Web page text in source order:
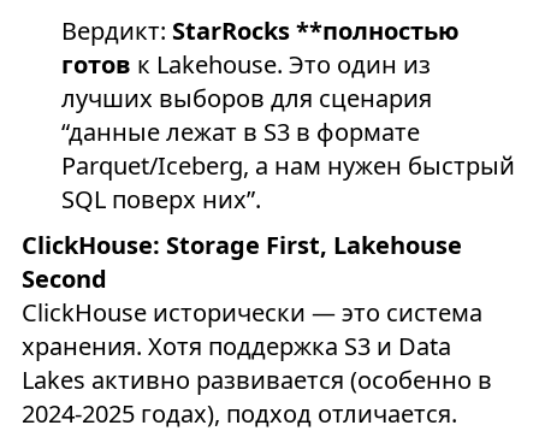
Вердикт: StarRocks **полностью
готов к Lakehouse. Это один из
лучших выборов для сценария
“данные лежат в S3 в формате
Parquet/Iceberg, а нам нужен быстрый
SQL поверх них”.
ClickHouse: Storage First, Lakehouse
Second
ClickHouse исторически — это система
хранения. Хотя поддержка S3 и Data
Lakes активно развивается (особенно в
2024-2025 годах), подход отличается.